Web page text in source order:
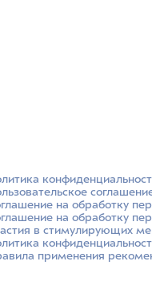
на обработку
на обработку
в стимулирующих
применения